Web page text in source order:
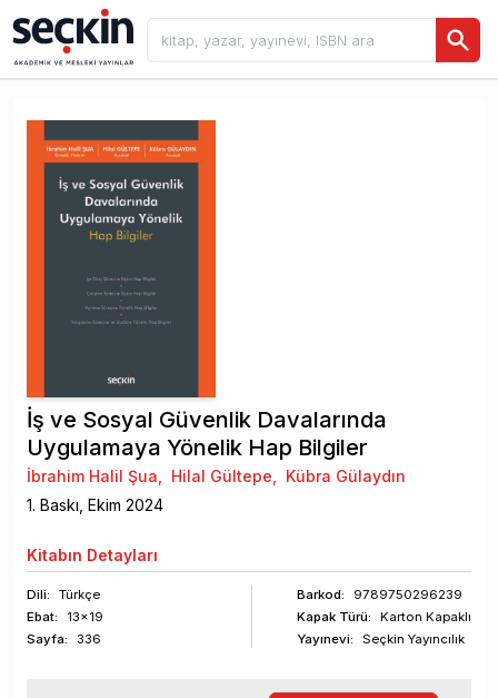
İş ve Sosyal Güvenlik Davalarında
Uygulamaya Yönelik Hap Bilgiler
İbrahim Halil Şua, Hilal Gültepe, Kübra Gülaydın
1. Baskı, Ekim 2024
Kitabın Detayları
Dili:
Türkçe
Ebat:
13x19
Sayfa: 336
Barkod:
9789750296239
Kapak Türü:
Karton Kapaklı
Yayınevi:
Seçkin Yayıncılık